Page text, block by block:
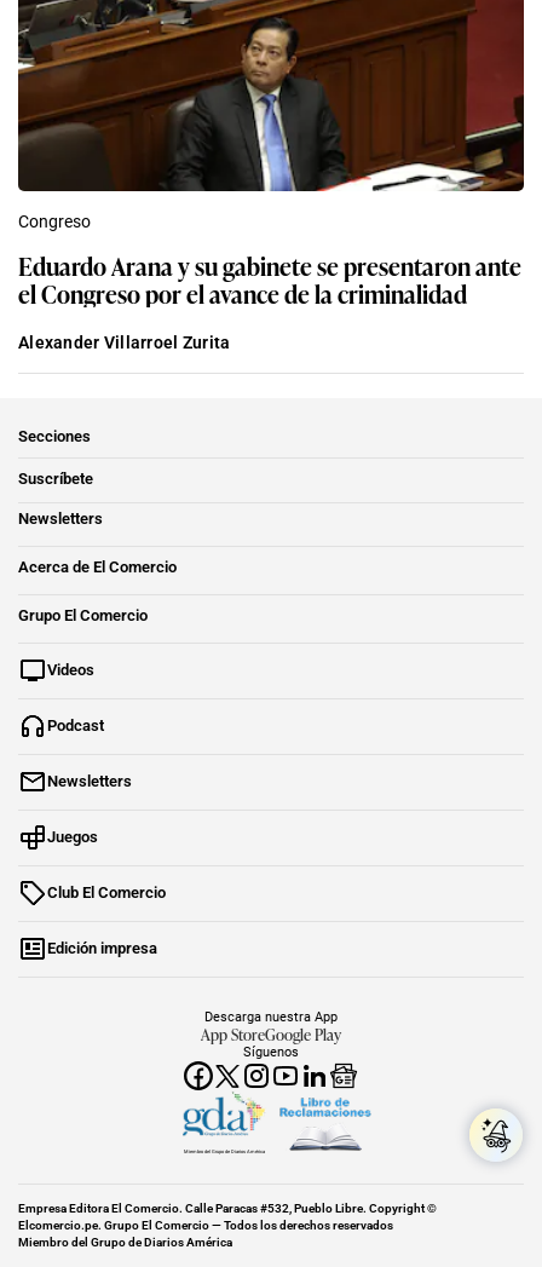
Congreso
Eduardo Arana y su gabinete se presentaron ante
el Congreso por el avance de la criminalidad
Alexander Villarroel Zurita
Secciones
Suscríbete
Newsletters
Acerca de El Comercio
Grupo El Comercio
Videos
Podcast
Newsletters
Juegos
Club El Comercio
Edición impresa
Síguenos
Descarga nuestra App
App StoreGoogle Play
Miembro del Grupo de Diarios América
Empresa Editora El Comercio. Calle Paracas #532, Pueblo Libre. Copyright ©
Elcomercio.pe. Grupo El Comercio — Todos los derechos reservados
Miembro del Grupo de Diarios América